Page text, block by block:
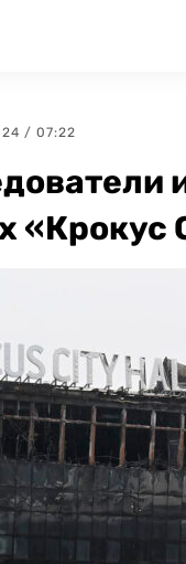
/ 07:22
«Крокус